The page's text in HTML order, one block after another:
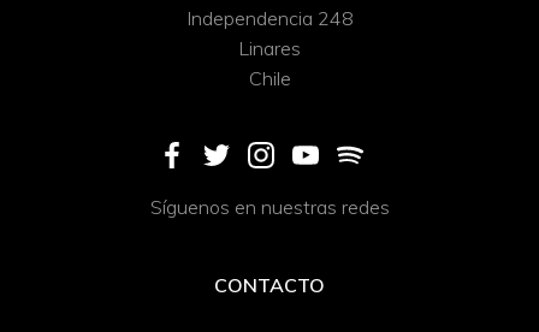
Independencia 248
Linares
Chile
Síguenos en nuestras redes
CONTACTO